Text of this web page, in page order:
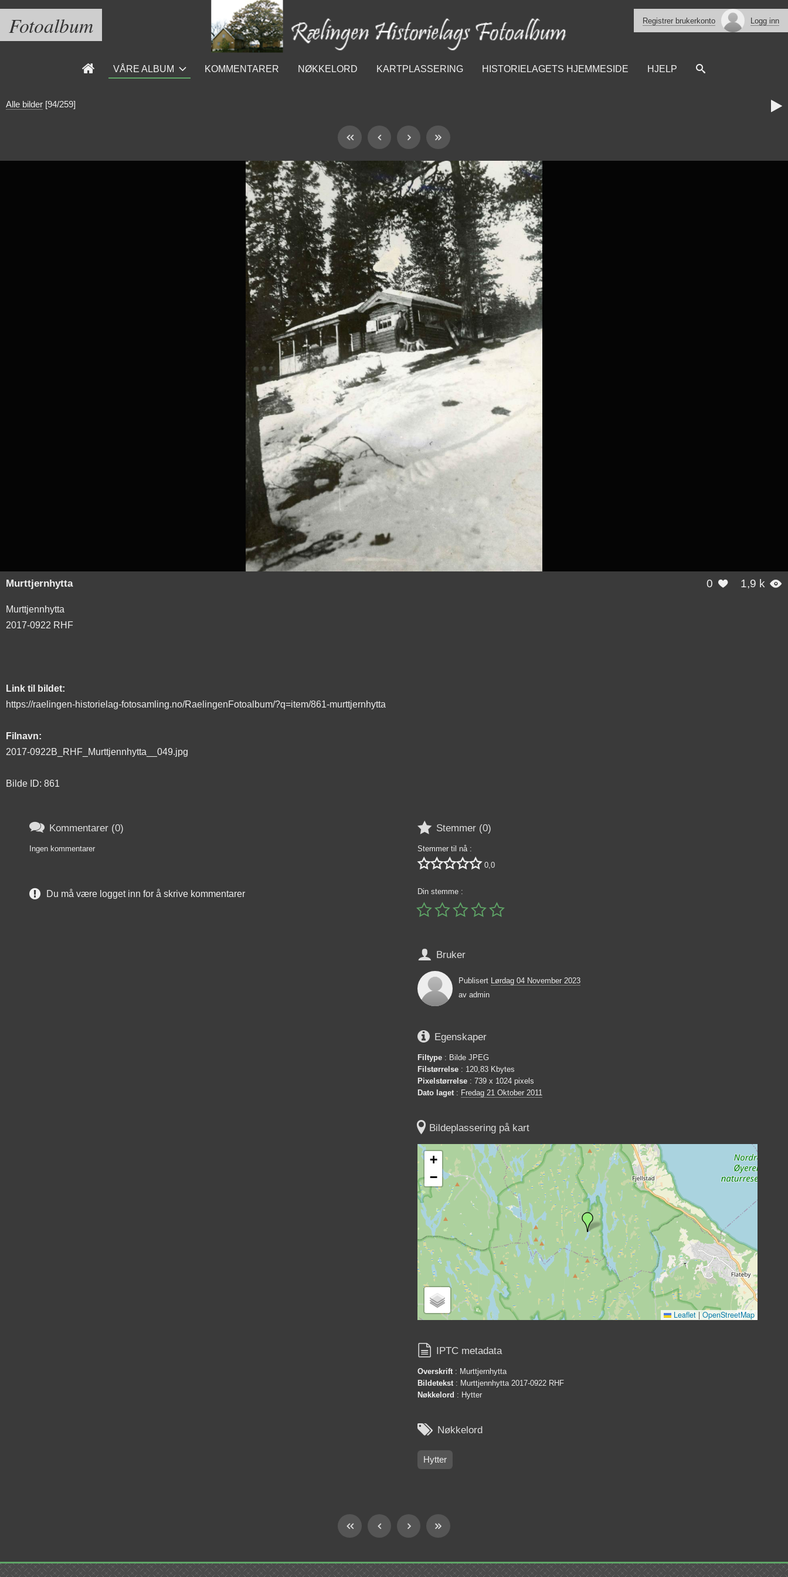
Fotoalbum Registrer brukerkonto Logg inn
VÅRE ALBUM KOMMENTARER NØKKELORD KARTPLASSERING HISTORIELAGETS HJEMMESIDE HJELP
Alle bilder [94/259] 
0  1,9 k 
Murttjernhytta
Murttjennhytta
2017-0922 RHF
Link til bildet:
https://raelingen-historielag-fotosamling.no/RaelingenFotoalbum/?q=item/861-murttjernhytta
Filnavn:
2017-0922B_RHF_Murttjennhytta__049.jpg
Bilde ID: 861
 Stemmer (0)
Stemmer til nå :
 0,0
Din stemme :

 Bruker
Publisert Lørdag 04 November 2023
av admin
 Egenskaper
Filtype : Bilde JPEG
Filstørrelse : 120,83 Kbytes
Pixelstørrelse : 739 x 1024 pixels
Dato laget : Fredag 21 Oktober 2011
 Bildeplassering på kart
+
−
Leaflet | OpenStreetMap
 IPTC metadata
Overskrift : Murttjernhytta
Bildetekst : Murttjennhytta 2017-0922 RHF
Nøkkelord : Hytter
 Nøkkelord
Hytter
 Kommentarer (0)
Ingen kommentarer
Du må være logget inn for å skrive kommentarer